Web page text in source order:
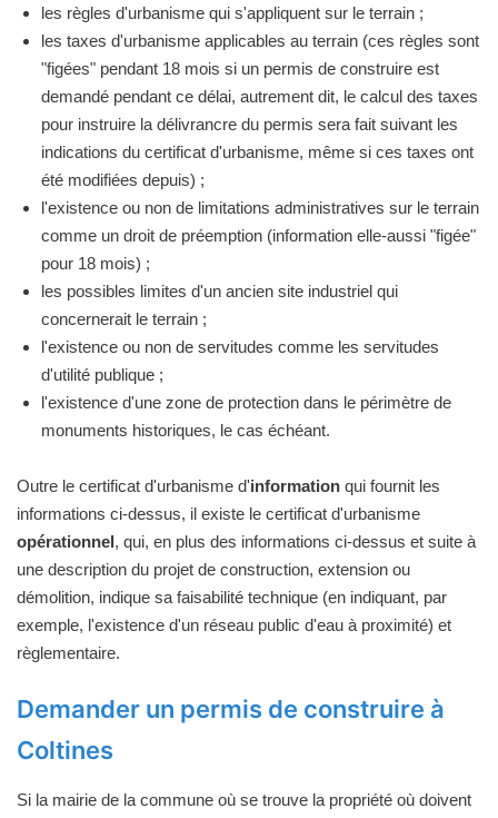
les règles d'urbanisme qui s'appliquent sur le terrain ;
les taxes d'urbanisme applicables au terrain (ces règles sont
"figées" pendant 18 mois si un permis de construire est
demandé pendant ce délai, autrement dit, le calcul des taxes
pour instruire la délivrancre du permis sera fait suivant les
indications du certificat d'urbanisme, même si ces taxes ont
été modifiées depuis) ;
l'existence ou non de limitations administratives sur le terrain
comme un droit de préemption (information elle-aussi "figée"
pour 18 mois) ;
les possibles limites d'un ancien site industriel qui
concernerait le terrain ;
l'existence ou non de servitudes comme les servitudes
d'utilité publique ;
l'existence d'une zone de protection dans le périmètre de
monuments historiques, le cas échéant.
Outre le certificat d'urbanisme d'information qui fournit les
informations ci-dessus, il existe le certificat d'urbanisme
opérationnel, qui, en plus des informations ci-dessus et suite à
une description du projet de construction, extension ou
démolition, indique sa faisabilité technique (en indiquant, par
exemple, l'existence d'un réseau public d'eau à proximité) et
règlementaire.
Demander un permis de construire à
Coltines
Si la mairie de la commune où se trouve la propriété où doivent